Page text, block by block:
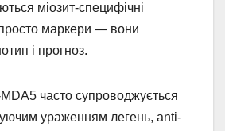
міозит-специфічні
просто маркери — вони
і прогноз.
часто супроводжується
ураженням легень, anti-